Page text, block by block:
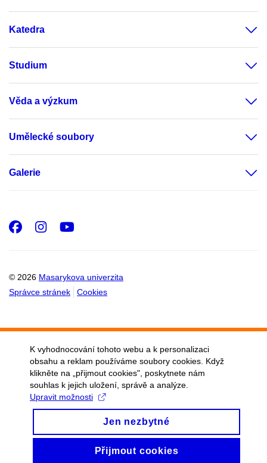
Katedra
Studium
Věda a výzkum
Umělecké soubory
Galerie
© 2026 Masarykova univerzita
Správce stránek
Cookies
Facebook
Instagram
K vyhodnocování tohoto webu a k personalizaci
obsahu a reklam používáme soubory cookies. Když
klikněte na „přijmout cookies", poskytnete nám
souhlas k jejich uložení, správě a analýze.
Upravit možnosti
Jen nezbytné
Přijmout cookies